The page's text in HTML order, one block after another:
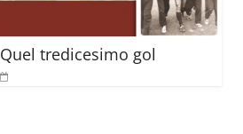
Quel tredicesimo gol